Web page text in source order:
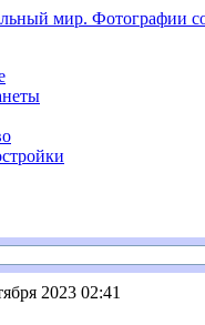
2023 02:41